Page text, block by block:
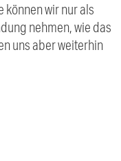
wir nur als
nehmen, wie das
uns aber weiterhin